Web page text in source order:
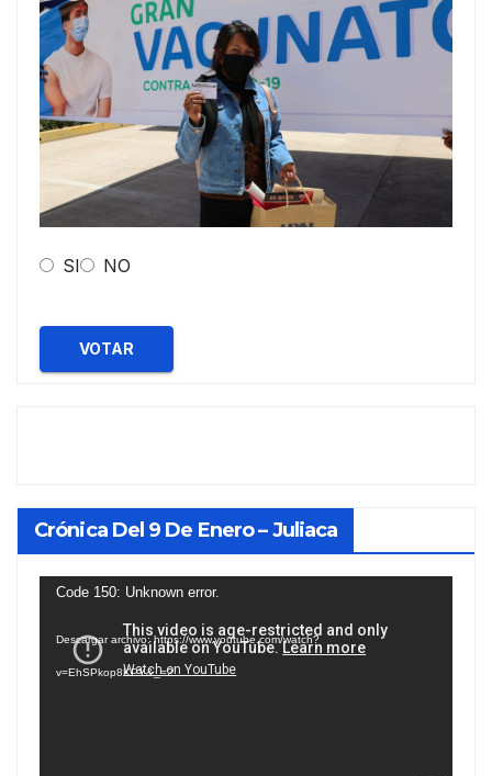
SI NO
VOTAR
Crónica Del 9 De Enero – Juliaca
Reproductor
vídeo
Code 150: Unknown error.
Descargar archivo: https://www.youtube.com/watch?
v=EhSPkop8KPY&_=2